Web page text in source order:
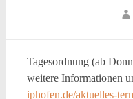
Tagesordnung (ab
weitere Informationen
iphofen.de/aktuelles-